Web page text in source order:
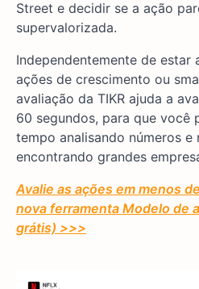
Street e decidir se a ação
supervalorizada.
Independentemente de estar
ações de crescimento ou
avaliação da TIKR ajuda a
60 segundos, para que você
tempo analisando números e
encontrando grandes
Avalie as ações em menos
nova ferramenta Modelo de
grátis) >>>